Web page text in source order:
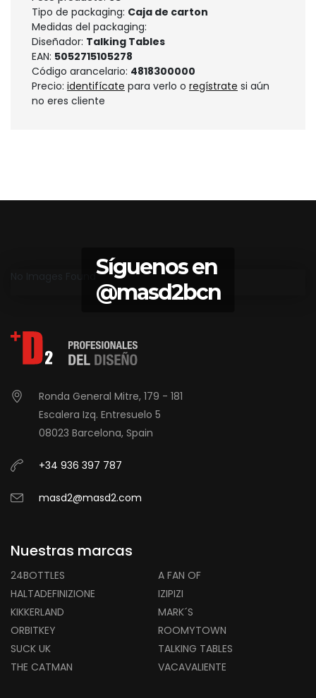
Tipo de packaging: Caja de carton
Medidas del packaging:
Diseñador: Talking Tables
EAN: 5052715105278
Código arancelario: 4818300000
Precio: identifícate para verlo o regístrate si aún
no eres cliente
Síguenos en
@masd2bcn
Ronda General Mitre, 179 - 181
Escalera Izq. Entresuelo 5
08023 Barcelona, Spain
+34 936 397 787
masd2@masd2.com
Nuestras marcas
24BOTTLES
A FAN OF
HALTADEFINIZIONE
IZIPIZI
KIKKERLAND
MARK´S
ORBITKEY
ROOMYTOWN
SUCK UK
TALKING TABLES
THE CATMAN
VACAVALIENTE